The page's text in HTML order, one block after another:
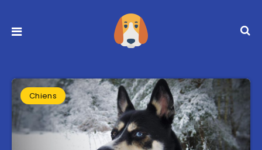
Chiens